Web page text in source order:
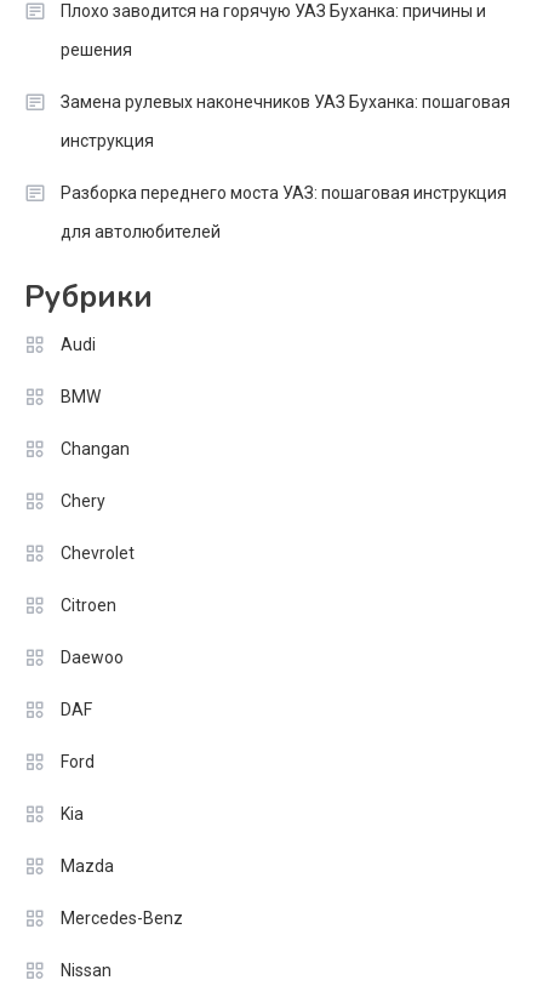
Плохо заводится на горячую УАЗ Буханка: причины и
решения
Замена рулевых наконечников УАЗ Буханка: пошаговая
инструкция
Разборка переднего моста УАЗ: пошаговая инструкция
для автолюбителей
Рубрики
Audi
BMW
Changan
Chery
Chevrolet
Citroen
Daewoo
DAF
Ford
Kia
Mazda
Mercedes-Benz
Nissan